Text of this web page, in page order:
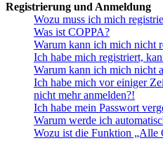
Registrierung und Anmeldung
Wozu muss ich mich
Was ist COPPA?
Warum kann ich mich nicht
Ich habe mich registriert,
Warum kann ich mich nicht
Ich habe mich vor einiger
nicht mehr anmelden?!
Ich habe mein Passwort
Warum werde ich
Wozu ist die Funktion „Alle